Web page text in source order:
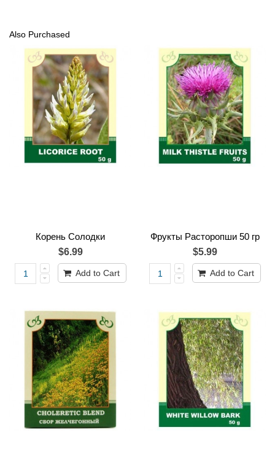
Also Purchased
Корень Солодки
$6.99
Add to Cart
Фрукты Расторопши 50 гр
$5.99
Add to Cart